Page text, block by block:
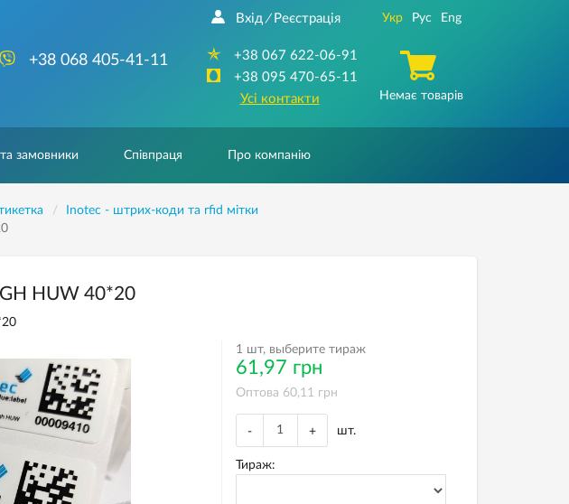
+38 068 405-41-11
Вхід / Реєстрація
+38 067 622-06-91
+38 095 470-65-11
Усі контакти
Укр Рус Eng
Немає товарів
замовники Співпраця Про компанію
Inotec - штрих-коди та rfid мітки
HUW 40*20
1 шт, выберите тираж
61,97 грн
Оптова 60,11 грн
- + шт.
Тираж: